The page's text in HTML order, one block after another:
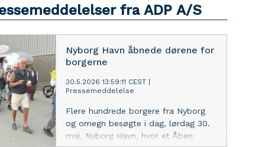
fra ADP A/S
Nyborg Havn åbnede dørene for
borgerne
30.5.2026 13:59:11 CEST
Pressemeddelelse
Flere hundrede borgere fra Nyborg
og omegn besøgte i dag, lørdag 30.
maj, Nyborg Havn, hvor et Åben